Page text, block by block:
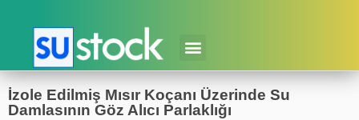
İzole Edilmiş Mısır Koçanı Üzerinde Su
Damlasının Göz Alıcı Parlaklığı